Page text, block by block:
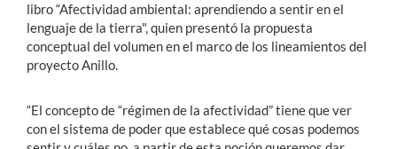
libro “Afectividad ambiental: aprendiendo a sentir en el
lenguaje de la tierra", quien presentó la propuesta
conceptual del volumen en el marco de los lineamientos del
proyecto Anillo.
“El concepto de “régimen de la afectividad” tiene que ver
con el sistema de poder que establece qué cosas podemos